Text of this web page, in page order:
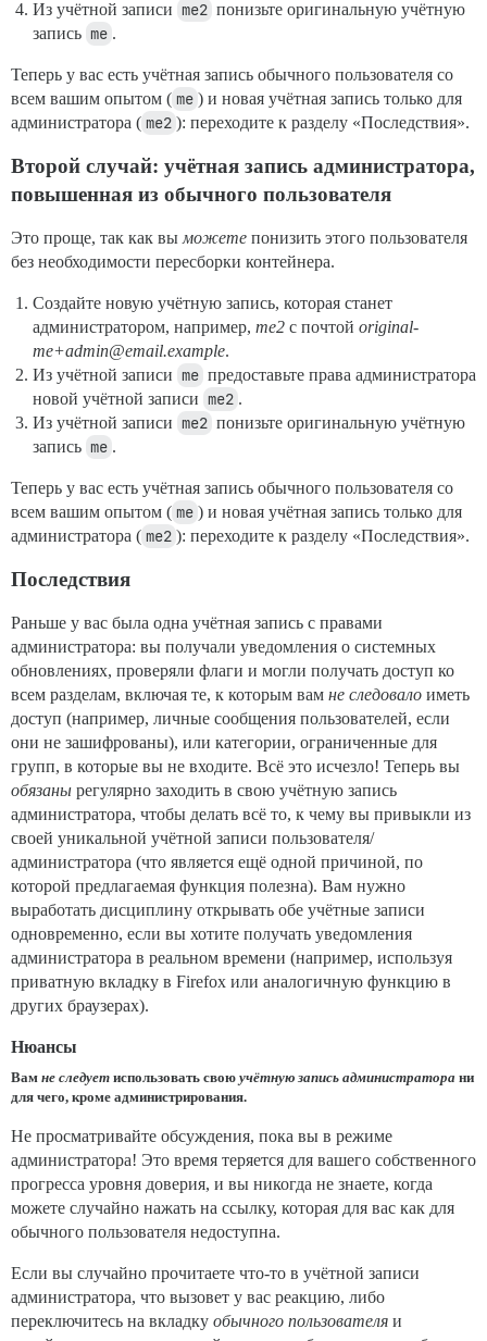
Из учётной записи me2 понизьте оригинальную учётную
запись me .
Теперь у вас есть учётная запись обычного пользователя со
всем вашим опытом ( me ) и новая учётная запись только для
администратора ( me2 ): переходите к разделу «Последствия».
Второй случай: учётная запись администратора,
повышенная из обычного пользователя
Это проще, так как вы можете понизить этого пользователя
без необходимости пересборки контейнера.
Создайте новую учётную запись, которая станет
администратором, например, me2 с почтой original-
me+admin@email.example.
Из учётной записи me предоставьте права администратора
новой учётной записи me2 .
Из учётной записи me2 понизьте оригинальную учётную
запись me .
Теперь у вас есть учётная запись обычного пользователя со
всем вашим опытом ( me ) и новая учётная запись только для
администратора ( me2 ): переходите к разделу «Последствия».
Последствия
Раньше у вас была одна учётная запись с правами
администратора: вы получали уведомления о системных
обновлениях, проверяли флаги и могли получать доступ ко
всем разделам, включая те, к которым вам не следовало иметь
доступ (например, личные сообщения пользователей, если
они не зашифрованы), или категории, ограниченные для
групп, в которые вы не входите. Всё это исчезло! Теперь вы
обязаны регулярно заходить в свою учётную запись
администратора, чтобы делать всё то, к чему вы привыкли из
своей уникальной учётной записи пользователя/
администратора (что является ещё одной причиной, по
которой предлагаемая функция полезна). Вам нужно
выработать дисциплину открывать обе учётные записи
одновременно, если вы хотите получать уведомления
администратора в реальном времени (например, используя
приватную вкладку в Firefox или аналогичную функцию в
других браузерах).
Нюансы
Вам не следует использовать свою учётную запись администратора ни
для чего, кроме администрирования.
Не просматривайте обсуждения, пока вы в режиме
администратора! Это время теряется для вашего собственного
прогресса уровня доверия, и вы никогда не знаете, когда
можете случайно нажать на ссылку, которая для вас как для
обычного пользователя недоступна.
Если вы случайно прочитаете что-то в учётной записи
администратора, что вызовет у вас реакцию, либо
переключитесь на вкладку обычного пользователя и